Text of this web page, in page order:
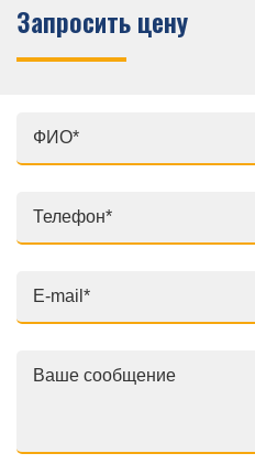
Запросить цену